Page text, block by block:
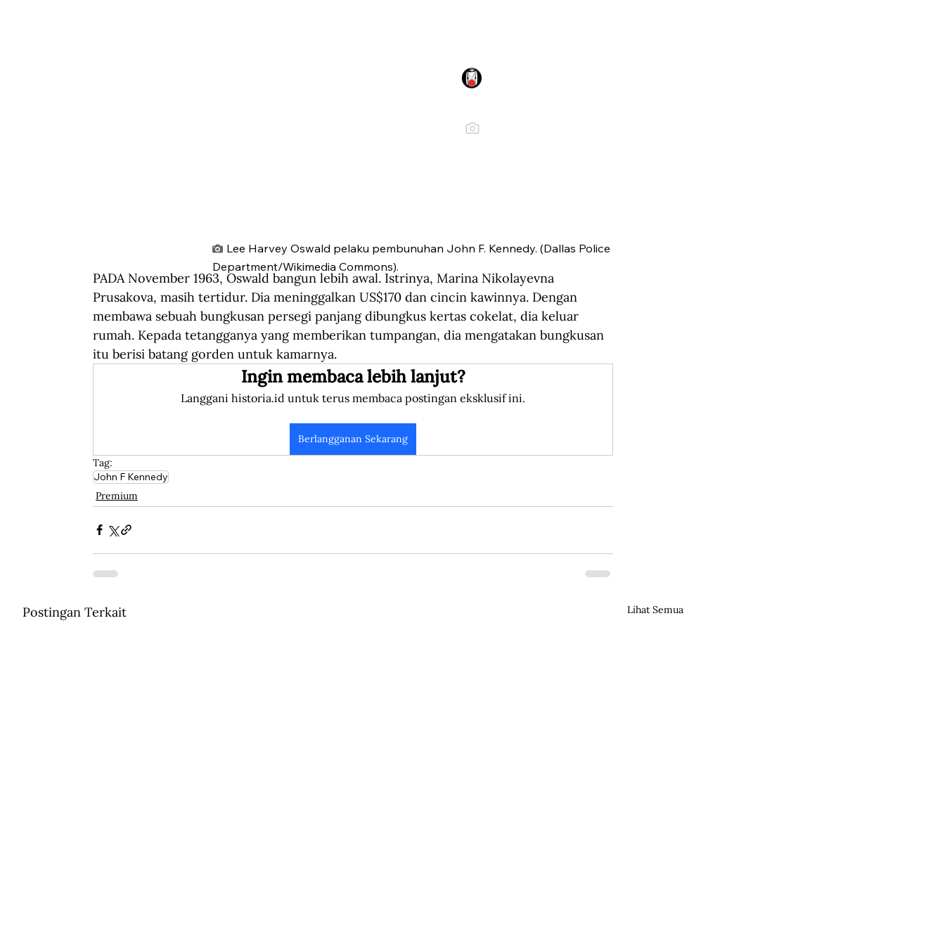
Lee Harvey Oswald pelaku pembunuhan John F. Kennedy. (Dallas Police
Department/Wikimedia Commons).
PADA November 1963, Oswald bangun lebih awal. Istrinya, Marina Nikolayevna
Prusakova, masih tertidur. Dia meninggalkan US$170 dan cincin kawinnya. Dengan
membawa sebuah bungkusan persegi panjang dibungkus kertas cokelat, dia keluar
rumah. Kepada tetangganya yang memberikan tumpangan, dia mengatakan bungkusan
itu berisi batang gorden untuk kamarnya.
Ingin membaca lebih lanjut?
Langgani historia.id untuk terus membaca postingan eksklusif ini.
Berlangganan Sekarang
Tag:
John F Kennedy
Premium
Postingan Terkait Lihat Semua